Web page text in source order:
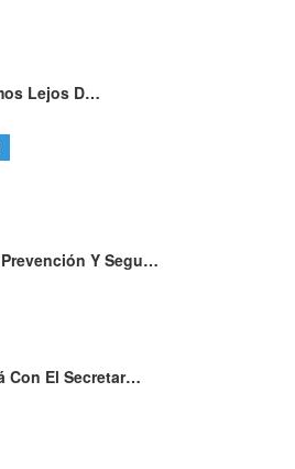
Lejos D…
Y Segu…
Con El Secretar…